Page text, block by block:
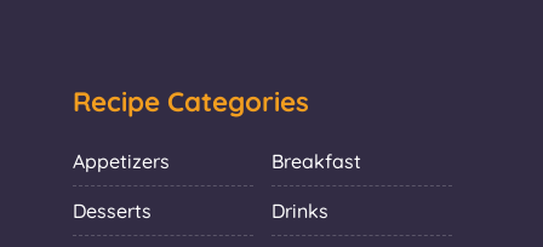
Recipe Categories
Appetizers Breakfast
Desserts Drinks